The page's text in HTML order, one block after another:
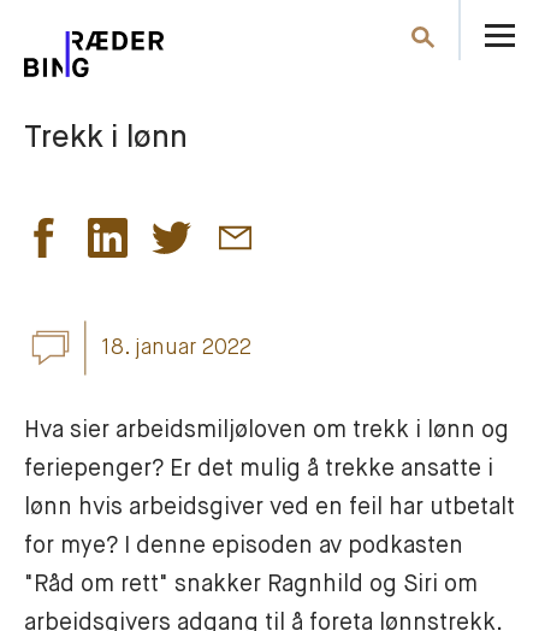
Søk
Trekk i lønn
18. januar 2022
Hva sier arbeidsmiljøloven om trekk i lønn og
feriepenger? Er det mulig å trekke ansatte i
lønn hvis arbeidsgiver ved en feil har utbetalt
for mye? I denne episoden av podkasten
"Råd om rett" snakker Ragnhild og Siri om
arbeidsgivers adgang til å foreta lønnstrekk.